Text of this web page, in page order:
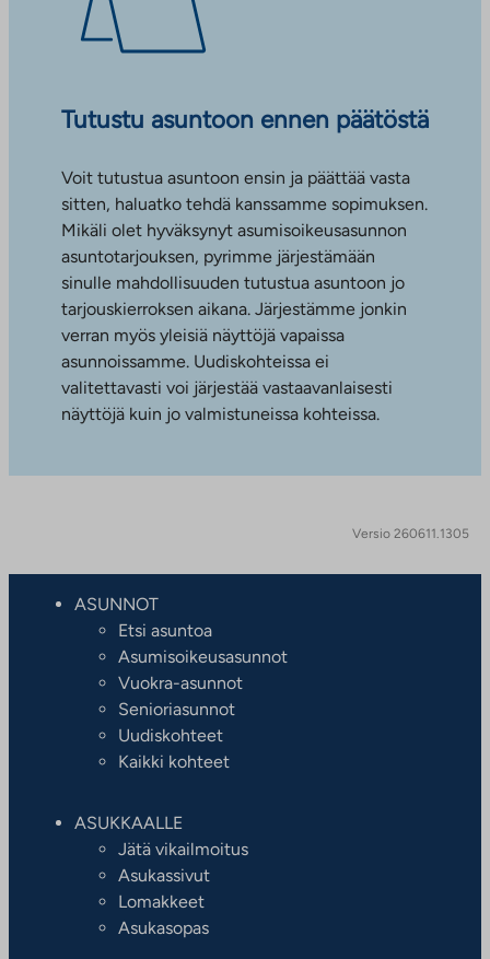
Tutustu asuntoon ennen päätöstä
Voit tutustua asuntoon ensin ja päättää vasta
sitten, haluatko tehdä kanssamme sopimuksen.
Mikäli olet hyväksynyt asumisoikeusasunnon
asuntotarjouksen, pyrimme järjestämään
sinulle mahdollisuuden tutustua asuntoon jo
tarjouskierroksen aikana. Järjestämme jonkin
verran myös yleisiä näyttöjä vapaissa
asunnoissamme. Uudiskohteissa ei
valitettavasti voi järjestää vastaavanlaisesti
näyttöjä kuin jo valmistuneissa kohteissa.
Versio 260611.1305
ASUNNOT
Etsi asuntoa
Asumisoikeusasunnot
Vuokra-asunnot
Senioriasunnot
Uudiskohteet
Kaikki kohteet
ASUKKAALLE
Jätä vikailmoitus
Asukassivut
Lomakkeet
Asukasopas